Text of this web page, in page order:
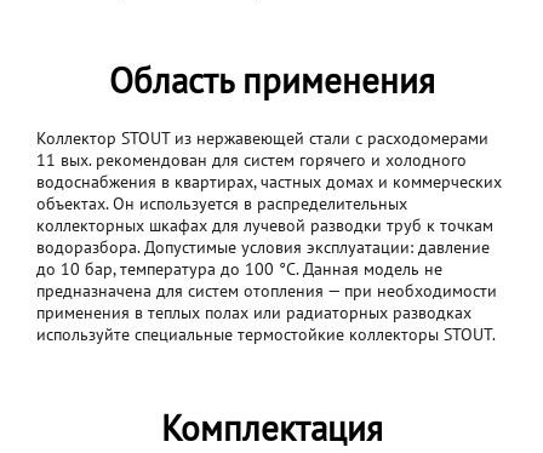
Область применения
Коллектор STOUT из нержавеющей стали с расходомерами
11 вых. рекомендован для систем горячего и холодного
водоснабжения в квартирах, частных домах и коммерческих
объектах. Он используется в распределительных
коллекторных шкафах для лучевой разводки труб к точкам
водоразбора. Допустимые условия эксплуатации: давление
до 10 бар, температура до 100 °C. Данная модель не
предназначена для систем отопления — при необходимости
применения в теплых полах или радиаторных разводках
используйте специальные термостойкие коллекторы STOUT.
Комплектация